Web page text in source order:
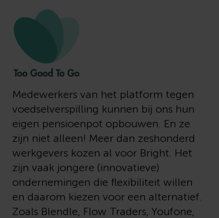
Medewerkers van het platform tegen
voedselverspilling kunnen bij ons hun
eigen pensioenpot opbouwen. En ze
zijn niet alleen! Meer dan zeshonderd
werkgevers kozen al voor Bright. Het
zijn vaak jongere (innovatieve)
ondernemingen die flexibiliteit willen
en daarom kiezen voor een alternatief.
Zoals Blendle, Flow Traders, Youfone,